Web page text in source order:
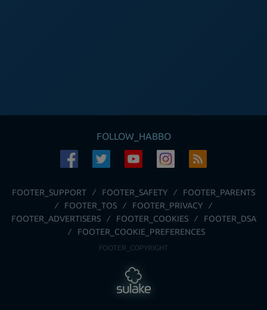
FOLLOW_HABBO
FOOTER_SUPPORT FOOTER_SAFETY
FOOTER_PARENTS
FOOTER_TOS
FOOTER_PRIVACY
FOOTER_ADVERTISERS
FOOTER_COOKIES
FOOTER_DSA
FOOTER_COOKIE_PREFERENCES
FOOTER_COPYRIGHT